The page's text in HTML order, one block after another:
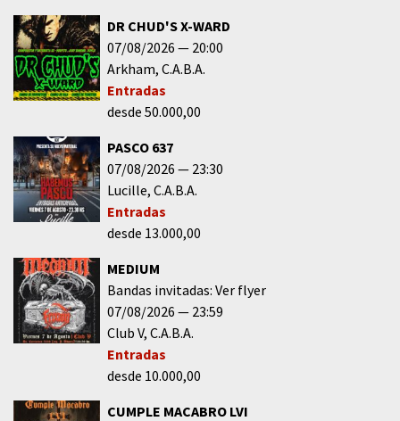
DR CHUD'S X-WARD
07/08/2026
20:00
Arkham C.A.B.A.
Entradas
desde 50.000,00
PASCO 637
07/08/2026
23:30
Lucille C.A.B.A.
Entradas
desde 13.000,00
MEDIUM
Bandas invitadas: Ver flyer
07/08/2026
23:59
Club V C.A.B.A.
Entradas
desde 10.000,00
CUMPLE MACABRO LVI